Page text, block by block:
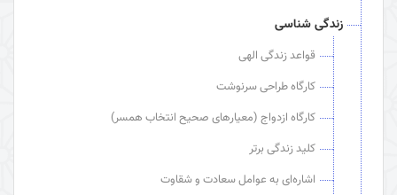
زندگی شناسی
قواعد زندگی الهی
کارگاه طراحی سرنوشت
کارگاه ازدواج (معیارهای صحیح انتخاب همسر)
کلید زندگی برتر
اشاره‌ای به عوامل سعادت و شقاوت